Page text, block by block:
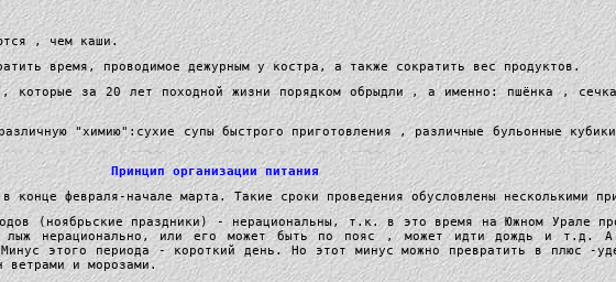
, чем каши.
время, проводимое дежурным у костра, а также сократить вес продуктов.
, которые за 20 лет походной жизни порядком обрыдли , а именно: пшёнка ,
"химию":сухие супы быстрого приготовления , различные бульонные
Принцип организации питания
февраля-начале марта. Такие сроки проведения обусловлены несколькими
(ноябрьские праздники) - нерациональны, т.к. в это время на Южном Урале
лыж нерационально, или его может быть по пояс , может идти дождь и т.д.
этого периода - короткий день. Но этот минус можно превратить в плюс -
ветрами и морозами.